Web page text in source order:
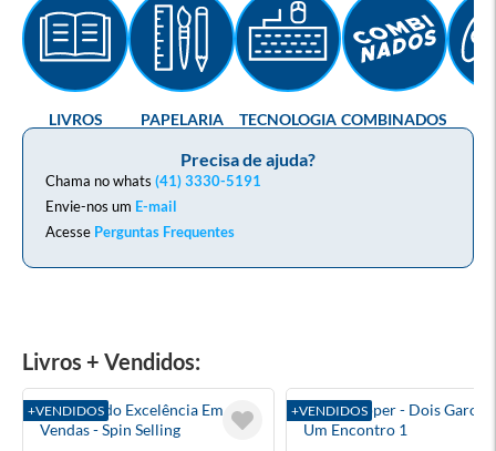
Precisa de ajuda?
Chama no whats (41) 3330-5191
Envie-nos um E-mail
Acesse Perguntas Frequentes
LIVROS PAPELARIA TECNOLOGIA COMBINADOS
Livros + Vendidos:
+VENDIDOS
Alcançando Excelência Em
Vendas - Spin Selling
+VENDIDOS
Heartstopper - Dois
Um Encontro 1